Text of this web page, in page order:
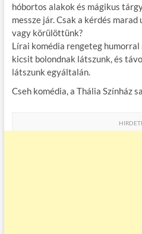
hóbortos alakok és mágikus
messze jár. Csak a kérdés
vagy körülöttünk?
Lírai komédia rengeteg
kicsit bolondnak látszunk, és
látszunk egyáltalán.
Cseh komédia, a Thália Színház